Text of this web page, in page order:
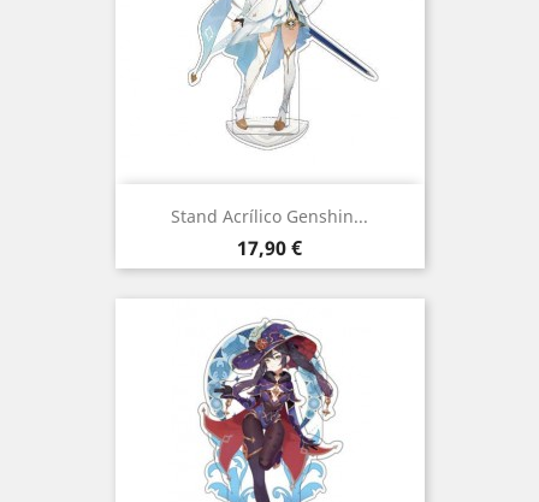
Stand Acrílico Genshin...
Preço
17,90 €